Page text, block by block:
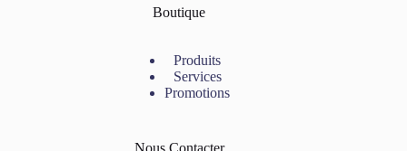
Boutique
Produits
Services
Promotions
Nous Contacter